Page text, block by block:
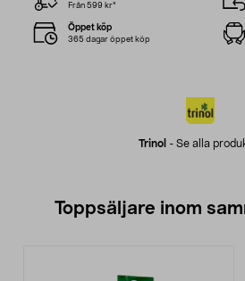
Trinol - Se alla
Från 599 kr*
Öppet köp
365 dagar öppet köp
Toppsäljare inom